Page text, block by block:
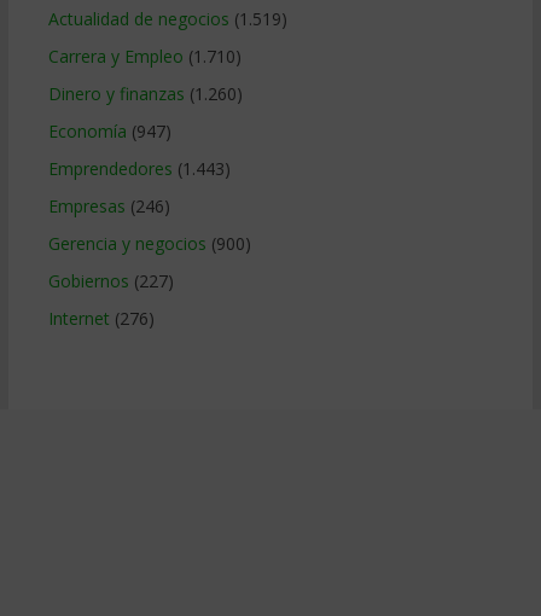
Actualidad de negocios (1.519)
Carrera y Empleo (1.710)
Dinero y finanzas (1.260)
Economía (947)
Emprendedores (1.443)
Empresas (246)
Gerencia y negocios (900)
Gobiernos (227)
Internet (276)